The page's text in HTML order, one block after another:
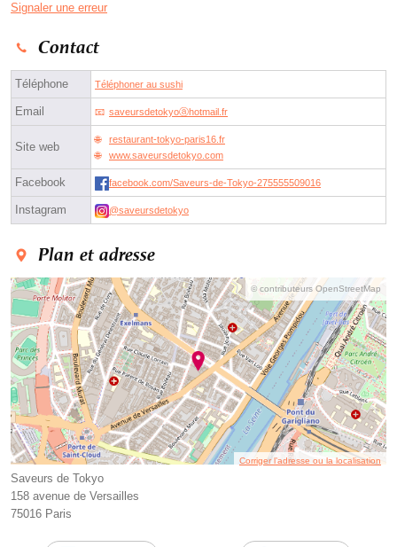
Signaler une erreur
Contact
Téléphone Téléphoner au sushi
Email saveursdetokyoⓐhotmail.fr
Site web
restaurant-tokyo-paris16.fr
www.saveursdetokyo.com
Facebook facebook.com/Saveurs-de-Tokyo-275555509016
Instagram @saveursdetokyo
Plan et adresse
© contributeurs OpenStreetMap
Corriger l’adresse ou la localisation
Saveurs de Tokyo
158 avenue de Versailles
75016 Paris